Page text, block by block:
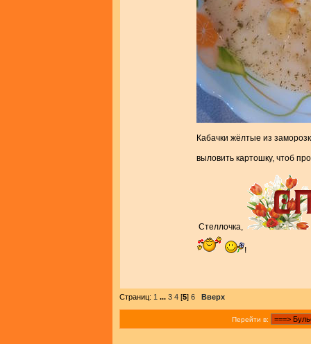
Кабачки жёлтые из
выловить картошку, чтоб
Стеллочка,
!
Страниц: 1 ... 3 4 [5] 6 Вверх
Перейти в: